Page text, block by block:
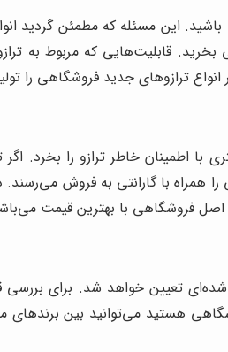
این مسئله که مطمئن گردید
قابلیت‌هایی که مربوط به
انواع ترازوهای جدید فروشگاهی را
اطمینان خاطر ترازو را بخرد.
را همراه با گارانتی به فروش
اصل فروشگاهی با بهترین قیمت
خواهد شد. برای بررسی
هستید می‌توانید بین برندهای